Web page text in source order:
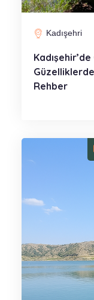
Kadışehri
Rehber